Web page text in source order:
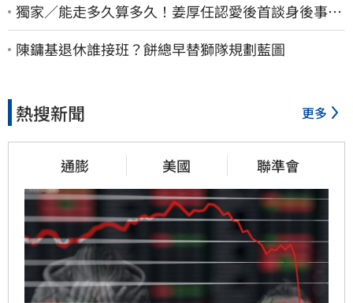
獨家／能走多久算多久！姜厚任認愛後首談身後事
「遺囑進度」曝光
陳鏞基退休誰接班？餅總早替獅隊規劃藍圖
熱搜新聞 更多
通膨 美國 聯準會